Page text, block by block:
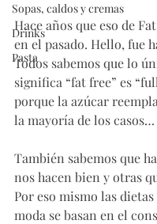
Sopas, caldos y cremas
Drinks
Pasta
Hace años que eso de
en el pasado. Hello, fue
Todos sabemos que lo
significa “fat free” es
porque la azúcar
la mayoría de los casos…
También sabemos que
nos hacen bien y otras
Por eso mismo las
moda se basan en el